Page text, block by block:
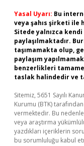
Yasal Uyarı: Bu
veya şahıs şirketi ile
Sitede yalnızca kendi
paylaşılmaktadır.
taşımamakta olup,
paylaşım
benzerlikleri
taslak halindedir ve
Sitemiz, 5651 Sayılı
Kurumu (BTK)
vermektedir. Bu
veya araştırma
yazdıkları içeriklerin
bu sorumluluğu kabul